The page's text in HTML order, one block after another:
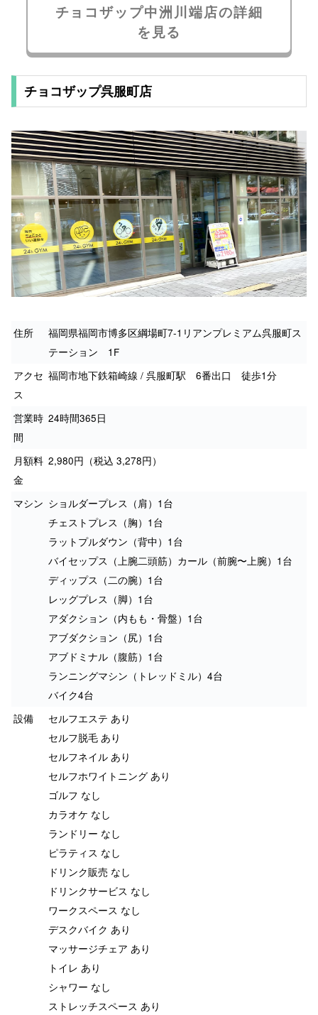
チョコザップ中洲川端店の詳細
を見る
チョコザップ呉服町店
住所
福岡県福岡市博多区綱場町7-1リアンプレミアム呉服町ス
テーション 1F
アクセ
ス
福岡市地下鉄箱崎線 / 呉服町駅 6番出口 徒歩1分
営業時
間
24時間365日
月額料
金
2,980円（税込 3,278円）
マシン ショルダープレス（肩）1台
チェストプレス（胸）1台
ラットプルダウン（背中）1台
バイセップス（上腕二頭筋）カール（前腕〜上腕）1台
ディップス（二の腕）1台
レッグプレス（脚）1台
アダクション（内もも・骨盤）1台
アブダクション（尻）1台
アブドミナル（腹筋）1台
ランニングマシン（トレッドミル）4台
バイク4台
設備
セルフエステ あり
セルフ脱毛 あり
セルフネイル あり
セルフホワイトニング あり
ゴルフ なし
カラオケ なし
ランドリー なし
ピラティス なし
ドリンク販売 なし
ドリンクサービス なし
ワークスペース なし
デスクバイク あり
マッサージチェア あり
トイレ あり
シャワー なし
ストレッチスペース あり